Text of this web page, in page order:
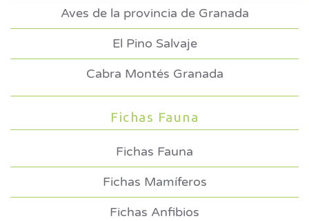
Aves de la provincia de Granada
El Pino Salvaje
Cabra Montés Granada
Fichas Fauna
Fichas Fauna
Fichas Mamíferos
Fichas Anfibios